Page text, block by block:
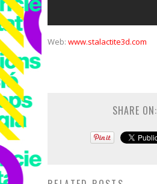
Web: www.stalactite3d.com
SHARE ON: